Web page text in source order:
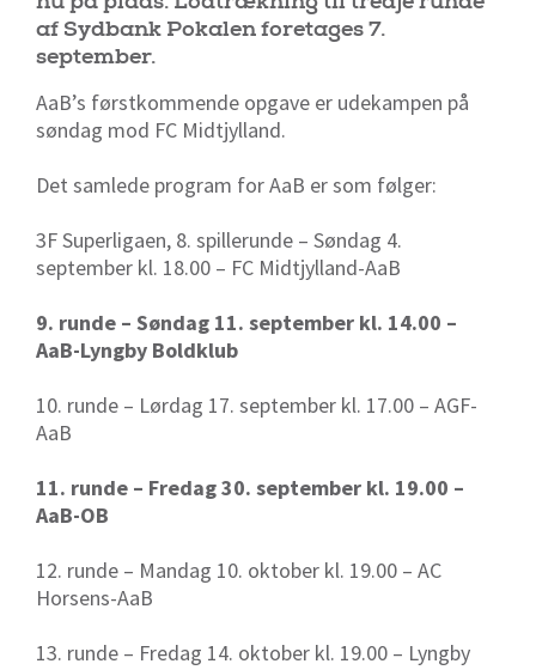
af Sydbank Pokalen foretages 7.
september.
AaB’s førstkommende opgave er udekampen på
søndag mod FC Midtjylland.
Det samlede program for AaB er som følger:
3F Superligaen, 8. spillerunde – Søndag 4.
september kl. 18.00 – FC Midtjylland-AaB
9. runde – Søndag 11. september kl. 14.00 –
AaB-Lyngby Boldklub
10. runde – Lørdag 17. september kl. 17.00 – AGF-
AaB
11. runde – Fredag 30. september kl. 19.00 –
AaB-OB
12. runde – Mandag 10. oktober kl. 19.00 – AC
Horsens-AaB
13. runde – Fredag 14. oktober kl. 19.00 – Lyngby